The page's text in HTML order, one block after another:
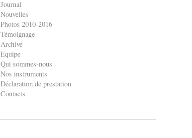
Journal
Nouvelles
Photos 2010-2016
Témoignage
Archive
Equipe
Qui sommes-nous
Nos instruments
Déclaration de prestation
Contacts